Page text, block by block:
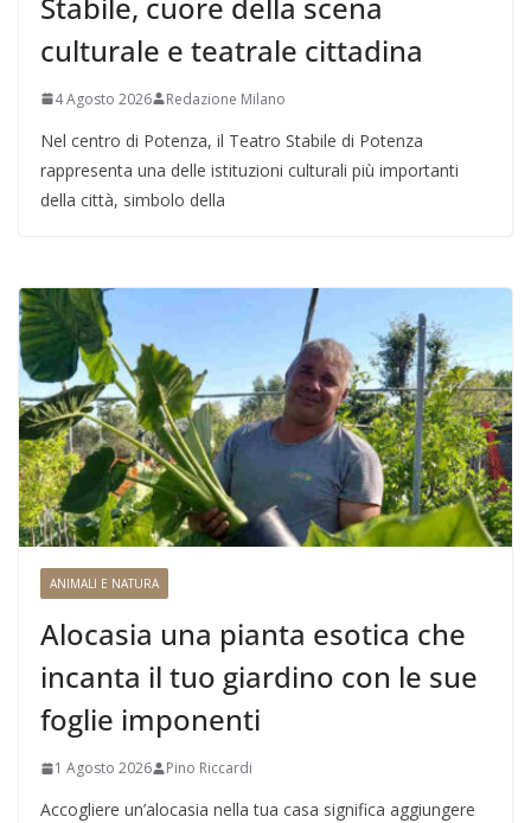
culturale e teatrale cittadina
4 Agosto 2026 Redazione Milano
Nel centro di Potenza, il Teatro Stabile di Potenza
rappresenta una delle istituzioni culturali più importanti
della città, simbolo della
ANIMALI E NATURA
Alocasia una pianta esotica che
incanta il tuo giardino con le sue
foglie imponenti
1 Agosto 2026 Pino Riccardi
Accogliere un’alocasia nella tua casa significa aggiungere